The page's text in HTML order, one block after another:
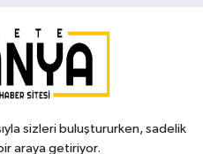
sizleri buluştururken, sadelik
araya getiriyor.